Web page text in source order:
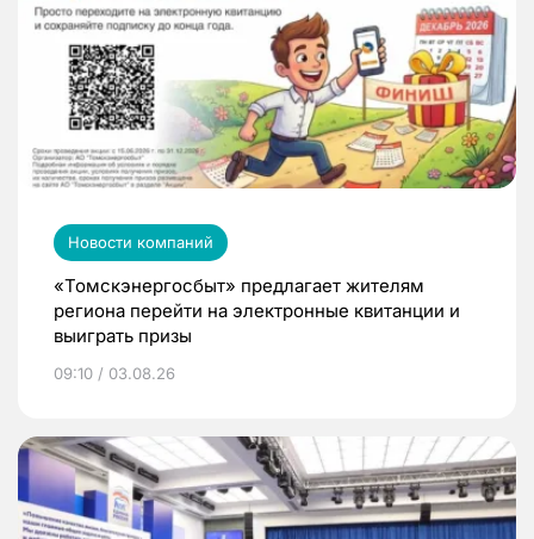
Новости компаний
«Томскэнергосбыт» предлагает жителям
региона перейти на электронные квитанции и
выиграть призы
09:10 / 03.08.26